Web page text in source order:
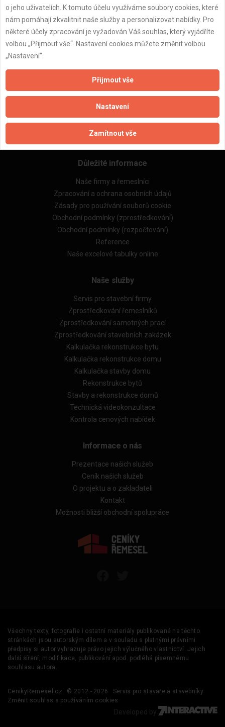
Důležité informace
Naše firmy a řemeslníci
Zpracování a ochrana osobních údajů
Zásady pro používání souborů cookie
Obchodní podmínky (zprostředkování)
Obchodní podmínky (rozpočtování)
Reference
Naše excelové tabulky online
Naše služby
Servis pro stavební firmy
Zprostředkování řemeslníků
Zprostředkování samotných prací
Zprostředkování stavebních zakázek
Kalkulačka rekonstrukce bytu
Kalkulačka rekonstrukce domu
Kalkulačka stavby domu
Rekonstrukce bytů
Stavby a rekonstrukce domů
Technická videokonzultace
Kontrola cenových nabídek
Informace o nás
Prezentace našich služeb
Ceník našich služeb
O projektu a o zakladateli
Kontakt
Možnosti bližší obchodní spolupráce
Všechny texty, fotografie i ostatní materiály publikované na těchto
stránkách jsou autorským dílem a v souladu s platnými právními
předpisy si autor vyhrazuje právo jejich výlučného vlastnictví. Jejich
další šíření, modifikace, publikování apod. podléhá písemnému
souhlasu autora.
CenikyRemesel.cz © 2012 - 2026
Servis pro stavaře a stavebníky
Změnit souhlas s používáním cookies
Developed by
o jeho uživatelích. K tomuto účelu využíváme soubory cookies, které
nám pomáhají zkvalitnit naše služby a personalizovat nabídky. Pro
některé účely zpracování je vyžadován Váš souhlas, který vyjádříte
volbou „Přijmout vše“. Nastavení cookies můžete změnit volbou
„Nastavení“.
Přijmout vše
Nastavení
Zamítnout vše